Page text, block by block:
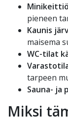
Minikeittiö
pieneen
Kaunis
maisema
WC-tilat
tarpeen
Sauna- ja
Miksi